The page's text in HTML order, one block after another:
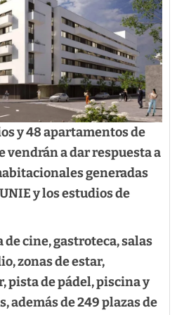
herramientas
y 48 apartamentos de
a dar respuesta a
generadas
y los estudios de
de cine, gastroteca, salas
zonas de estar,
pista de pádel, piscina y
además de 249 plazas de